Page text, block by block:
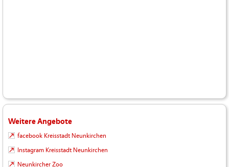
Weitere Angebote
facebook Kreisstadt Neunkirchen
Instagram Kreisstadt Neunkirchen
Neunkircher Zoo